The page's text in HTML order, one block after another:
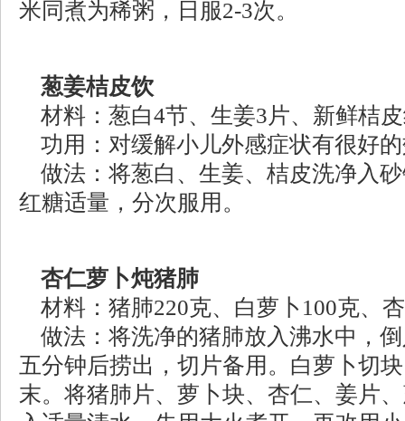
米同煮为稀粥，日服2-3次。
葱姜桔皮饮
材料：葱白4节、生姜3片、新鲜桔
功用：对缓解小儿外感症状有很好
做法：将葱白、生姜、桔皮洗净入
红糖适量，分次服用。
杏仁萝卜炖猪肺
材料：猪肺220克、白萝卜100克、
做法：将洗净的猪肺放入沸水中，
五分钟后捞出，切片备用。白萝卜切
末。将猪肺片、萝卜块、杏仁、姜片